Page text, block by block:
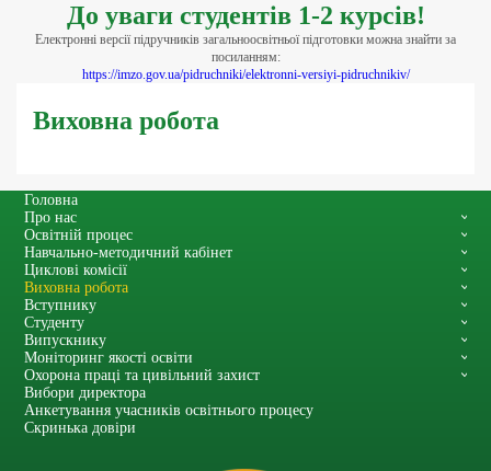
До уваги студентів 1-2 курсів!
Електронні версії підручників загальноосвітньої підготовки можна знайти за
посиланням:
https://imzo.gov.ua/pidruchniki/elektronni-versiyi-pidruchnikiv/
Виховна робота
Головна
Про нас
Освітній процес
Навчально-методичний кабінет
Циклові комісії
Виховна робота
Вступнику
Студенту
Випускнику
Моніторинг якості освіти
Охорона праці та цивільний захист
Вибори директора
Анкетування учасників освітнього процесу
Скринька довіри